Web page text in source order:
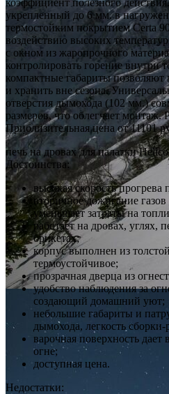
укрепленный до 6 мм. в
термостойким покрытием Certa
воздействию высоких
с окном из жаропрочного
контролировать горение внутри
компактные габариты позволяют
и хранить вне сезона.
отверстия дымохода (102 мм.)
размеров, что облегчает монтаж.
Приблизительная цена от 11101
печь на дровах для палатки
Достоинства:
высокая скорость
вторичное дожигание
уменьшает затраты на
работает на дровах, углях,
брикетах;
корпус выполнен из
термоустойчивое;
прозрачная дверца из
удобство наблюдения за
создающий домашний уют;
небольшие габариты и
дымохода, легкость сборки-
варочная поверхность дает
огне;
доступная цена.
Недостатки: